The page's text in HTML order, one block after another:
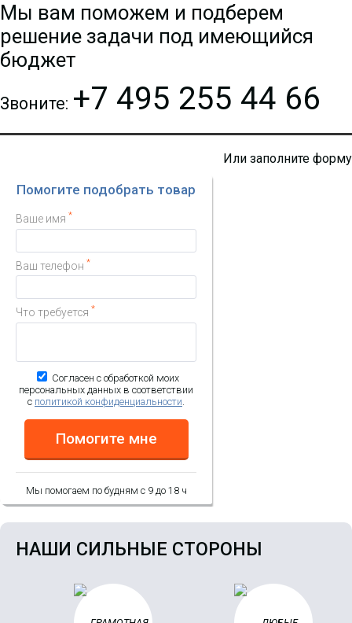
Цена:1 493.79 р.
р.
Мы вам поможем и подберем
решение задачи под имеющийся
бюджет
Звоните: +7 495 255 44 66
Или заполните форму
Помогите подобрать товар
Ваше имя *
Ваш телефон *
Что требуется *
Согласен с обработкой моих
персональных данных в соответствии
с политикой конфиденциальности.
Помогите мне
Мы помогаем по будням с 9 до 18 ч
НАШИ СИЛЬНЫЕ СТОРОНЫ